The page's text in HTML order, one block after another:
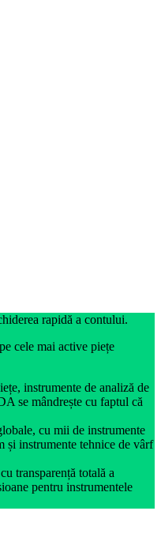
rapidă a contului.
cele mai active piețe
instrumente de analiză de
se mândrește cu faptul că
cu mii de instrumente
și instrumente tehnice de vârf
transparență totală a
pentru instrumentele